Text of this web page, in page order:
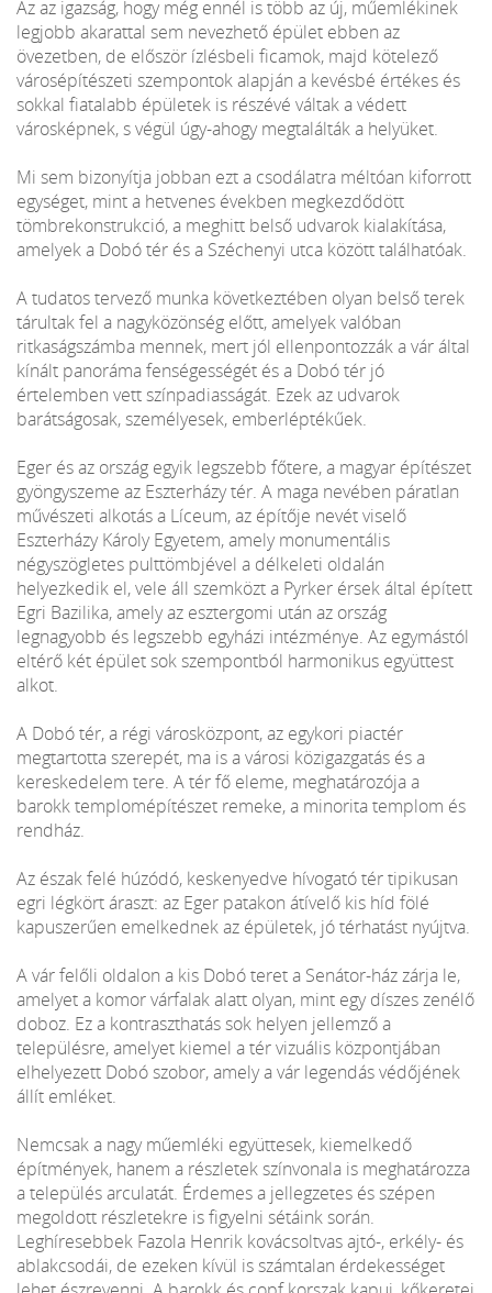
Az az igazság, hogy még ennél is több az új, műemlékinek
legjobb akarattal sem nevezhető épület ebben az
övezetben, de először ízlésbeli ficamok, majd kötelező
városépítészeti szempontok alapján a kevésbé értékes és
sokkal fiatalabb épületek is részévé váltak a védett
városképnek, s végül úgy-ahogy megtalálták a helyüket.
Mi sem bizonyítja jobban ezt a csodálatra méltóan kiforrott
egységet, mint a hetvenes években megkezdődött
tömbrekonstrukció, a meghitt belső udvarok kialakítása,
amelyek a Dobó tér és a Széchenyi utca között találhatóak.
A tudatos tervező munka következtében olyan belső terek
tárultak fel a nagyközönség előtt, amelyek valóban
ritkaságszámba mennek, mert jól ellenpontozzák a vár által
kínált panoráma fenségességét és a Dobó tér jó
értelemben vett színpadiasságát. Ezek az udvarok
barátságosak, személyesek, emberléptékűek.
Eger és az ország egyik legszebb főtere, a magyar építészet
gyöngyszeme az Eszterházy tér. A maga nevében páratlan
művészeti alkotás a Líceum, az építője nevét viselő
Eszterházy Károly Egyetem, amely monumentális
négyszögletes pulttömbjével a délkeleti oldalán
helyezkedik el, vele áll szemközt a Pyrker érsek által épített
Egri Bazilika, amely az esztergomi után az ország
legnagyobb és legszebb egyházi intézménye. Az egymástól
eltérő két épület sok szempontból harmonikus együttest
alkot.
A Dobó tér, a régi városközpont, az egykori piactér
megtartotta szerepét, ma is a városi közigazgatás és a
kereskedelem tere. A tér fő eleme, meghatározója a
barokk templomépítészet remeke, a minorita templom és
rendház.
Az észak felé húzódó, keskenyedve hívogató tér tipikusan
egri légkört áraszt: az Eger patakon átívelő kis híd fölé
kapuszerűen emelkednek az épületek, jó térhatást nyújtva.
A vár felőli oldalon a kis Dobó teret a Senátor-ház zárja le,
amelyet a komor várfalak alatt olyan, mint egy díszes zenélő
doboz. Ez a kontraszthatás sok helyen jellemző a
településre, amelyet kiemel a tér vizuális központjában
elhelyezett Dobó szobor, amely a vár legendás védőjének
állít emléket.
Nemcsak a nagy műemléki együttesek, kiemelkedő
építmények, hanem a részletek színvonala is meghatározza
a település arculatát. Érdemes a jellegzetes és szépen
megoldott részletekre is figyelni sétáink során.
Leghíresebbek Fazola Henrik kovácsoltvas ajtó-, erkély- és
ablakcsodái, de ezeken kívül is számtalan érdekességet